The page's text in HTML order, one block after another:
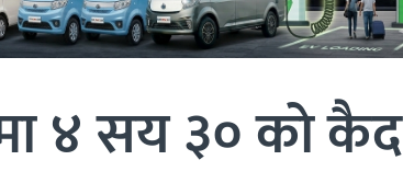
४ सय ३० काे कैद